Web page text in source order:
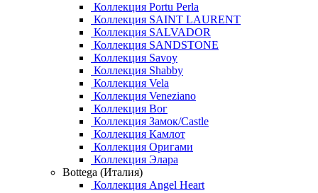
Коллекция Portu Perla
Коллекция SAINT LAURENT
Коллекция SALVADOR
Коллекция SANDSTONE
Коллекция Savoy
Коллекция Shabby
Коллекция Vela
Коллекция Veneziano
Коллекция Вог
Коллекция Замок/Castle
Коллекция Камлот
Коллекция Оригами
Коллекция Элара
Bottega (Италия)
Коллекция Angel Heart